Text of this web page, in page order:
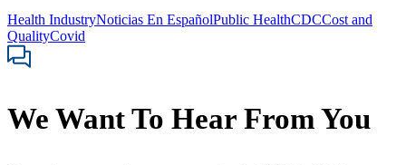
Health IndustryNoticias En EspañolPublic HealthCDCCost and
QualityCovid
We Want To Hear From You